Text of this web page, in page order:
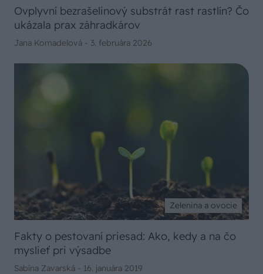
Ovplyvní bezrašelinový substrát rast rastlín? Čo
ukázala prax záhradkárov
Jana Komadelová - 3. februára 2026
Zelenina a ovocie
Fakty o pestovaní priesad: Ako, kedy a na čo
myslieť pri výsadbe
Sabína Zavarská - 16. januára 2019